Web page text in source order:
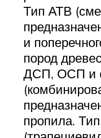
Тип АТВ
и
пород
ДСП, ОСП и
пропила.